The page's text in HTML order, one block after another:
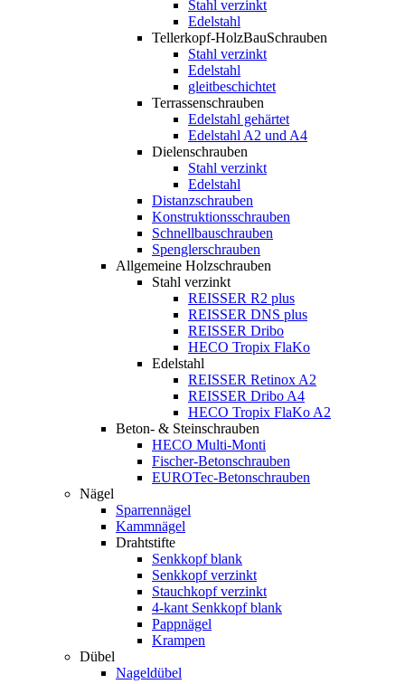
Stahl verzinkt
Edelstahl
Tellerkopf-HolzBauSchrauben
Stahl verzinkt
Edelstahl
gleitbeschichtet
Terrassenschrauben
Edelstahl gehärtet
Edelstahl A2 und A4
Dielenschrauben
Stahl verzinkt
Edelstahl
Distanzschrauben
Konstruktionsschrauben
Schnellbauschrauben
Spenglerschrauben
Allgemeine Holzschrauben
Stahl verzinkt
REISSER R2 plus
REISSER DNS plus
REISSER Dribo
HECO Tropix FlaKo
Edelstahl
REISSER Retinox A2
REISSER Dribo A4
HECO Tropix FlaKo A2
Beton- & Steinschrauben
HECO Multi-Monti
Fischer-Betonschrauben
EUROTec-Betonschrauben
Nägel
Sparrennägel
Kammnägel
Drahtstifte
Senkkopf blank
Senkkopf verzinkt
Stauchkopf verzinkt
4-kant Senkkopf blank
Pappnägel
Krampen
Dübel
Nageldübel